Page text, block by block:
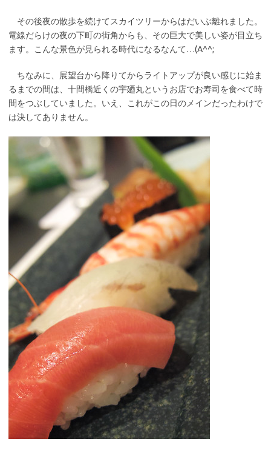
その後夜の散歩を続けてスカイツリーからはだいぶ離れました。
電線だらけの夜の下町の街角からも、その巨大で美しい姿が目立ち
ます。こんな景色が見られる時代になるなんて…(A^^;
ちなみに、展望台から降りてからライトアップが良い感じに始ま
るまでの間は、十間橋近くの宇廼丸というお店でお寿司を食べて時
間をつぶしていました。いえ、これがこの日のメインだったわけで
は決してありません。